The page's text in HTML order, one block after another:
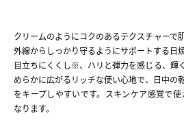
クリームのようにコクのあるテクスチャーで
外線からしっかり守るようにサポートする日
目立ちにくくし※、ハリと弾力を感じる、輝
めらかに広がるリッチな使い心地で、日中の
をキープしやすいです。スキンケア感覚で
なります。